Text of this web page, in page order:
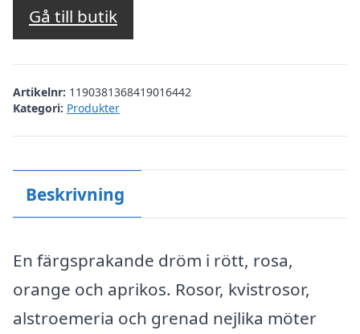
Gå till butik
Artikelnr: 1190381368419016442
Kategori: Produkter
Beskrivning
En färgsprakande dröm i rött, rosa,
orange och aprikos. Rosor, kvistrosor,
alstroemeria och grenad nejlika möter